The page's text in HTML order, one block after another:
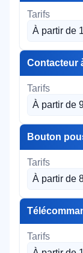
À partir de
Contacteur
À partir de
Bouton
À partir de